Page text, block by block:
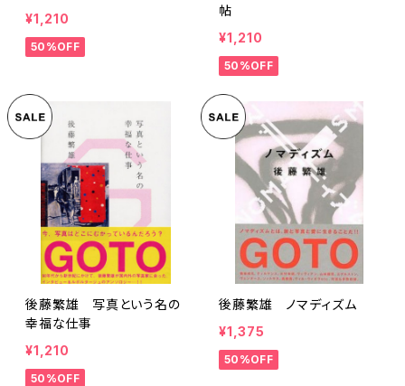
¥1,210
50%OFF
帖
¥1,210
50%OFF
後藤繁雄 写真という名の
幸福な仕事
¥1,210
50%OFF
後藤繁雄 ノマディズム
¥1,375
50%OFF